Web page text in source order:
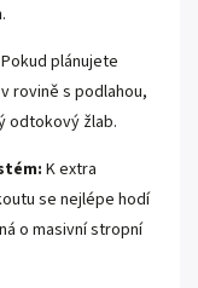
.
Pokud plánujete
rovině s podlahou,
odtokový žlab.
K extra
se nejlépe hodí
o masivní stropní